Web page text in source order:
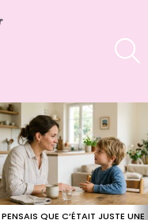
PENSAIS QUE C’ÉTAIT JUSTE UNE